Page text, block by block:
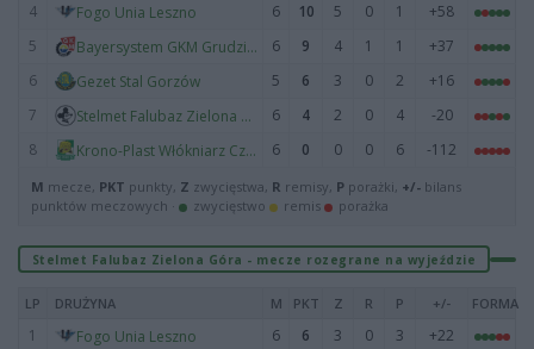
4
Fogo Unia Leszno 6 10 5 0 1
+58
5
Bayersystem GKM Grudziądz 6 9 4 1 1
+37
6
Gezet Stal Gorzów 5 6 3 0 2
+16
7
Stelmet Falubaz Zielona Góra 6 4 2 0 4
-20
8
Krono-Plast Włókniarz Częstochowa 6 0 0 0 6 -112
M mecze, PKT punkty, Z zwycięstwa, R remisy, P porażki, +/- bilans
punktów meczowych ·
zwycięstwo remis porażka
Stelmet Falubaz Zielona Góra - mecze rozegrane na wyjeździe
LP DRUŻYNA M PKT Z R P +/- FORMA
1 Fogo Unia Leszno 6 6 3 0 3
+22